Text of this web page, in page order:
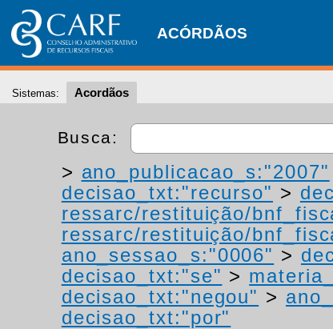
ACÓRDÃOS
Sistemas: Acordãos
Busca:
> ano_publicacao_s:"2007"
decisao_txt:"recurso" >
ressarc/restituição/
ressarc/restituição/
ano_sessao_s:"0006" >
decisao_txt:"se" >
decisao_txt:"negou" >
decisao_txt:"por"